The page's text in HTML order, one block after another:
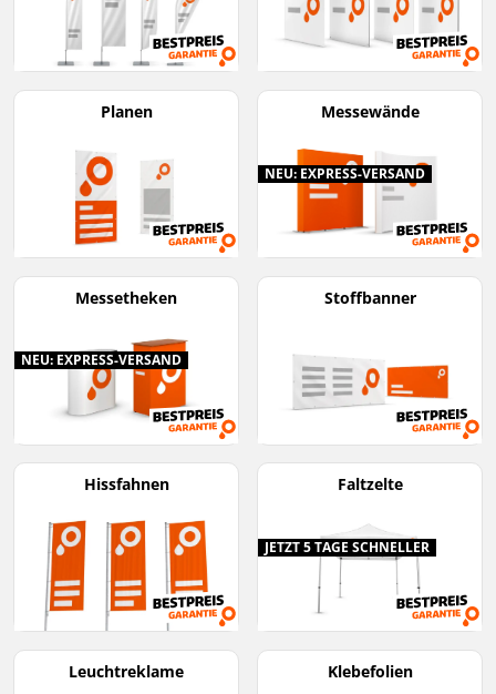
Planen Messewände
NEU: EXPRESS-VERSAND
Messetheken
NEU: EXPRESS-VERSAND
Stoffbanner
Hissfahnen Faltzelte
JETZT 5 TAGE SCHNELLER
Leuchtreklame Klebefolien